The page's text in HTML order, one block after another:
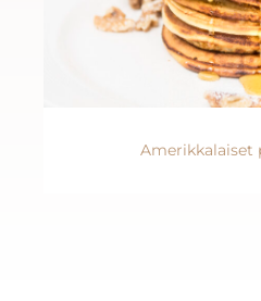
Amerikkalaiset